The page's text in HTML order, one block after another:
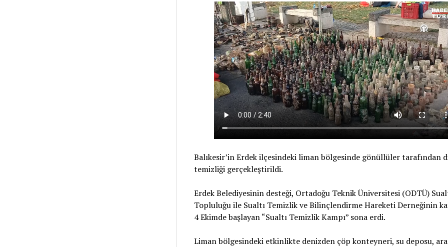
Balıkesir’in Erdek ilçesindeki liman bölgesinde gönüllüler tarafından
temizliği gerçekleştirildi.
Erdek Belediyesinin desteği, Ortadoğu Teknik Üniversitesi (ODTÜ)
Topluluğu ile Sualtı Temizlik ve Bilinçlendirme Hareketi Derneğinin
4 Ekimde başlayan “Sualtı Temizlik Kampı” sona erdi.
Liman bölgesindeki etkinlikte denizden çöp konteyneri, su deposu,